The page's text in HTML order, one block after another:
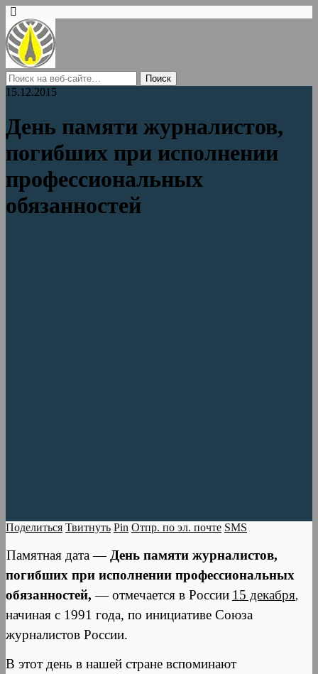
15.12.2015
День памяти журналистов,
погибших при исполнении
профессиональных
обязанностей
Поделиться Твитнуть Pin Отпр. по эл. почте SMS
Памятная дата — День памяти журналистов,
погибших при исполнении профессиональных
обязанностей, — отмечается в России 15 декабря,
начиная с 1991 года, по инициативе Союза
журналистов России.
В этот день в нашей стране вспоминают